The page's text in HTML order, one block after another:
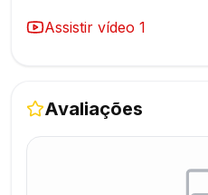
Assistir vídeo 1
Avaliações